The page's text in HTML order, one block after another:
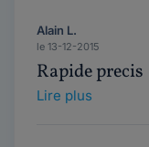
Alain L.
le 13-12-2015
Rapide precis
Lire plus